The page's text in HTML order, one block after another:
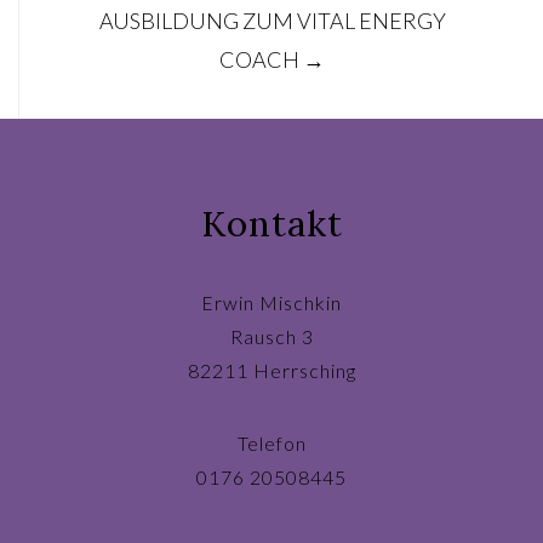
AUSBILDUNG ZUM VITAL ENERGY
COACH →
Kontakt
Erwin Mischkin
Rausch 3
82211 Herrsching
Telefon
0176 20508445